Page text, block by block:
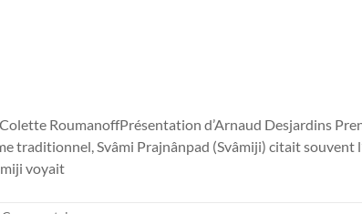
RoumanoffPrésentation d’Arnaud Desjardins
traditionnel, Svâmi Prajnânpad (Svâmiji) citait souvent
voyait